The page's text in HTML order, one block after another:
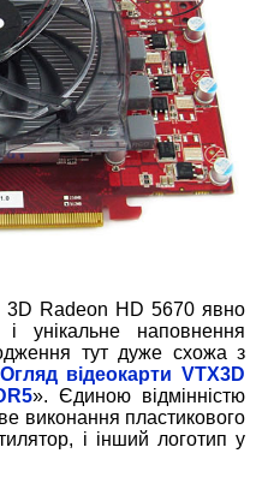
3D Radeon HD 5670 явно
унікальне наповнення
тут дуже схожа з
Огляд відеокарти VTX3D
». Єдиною відмінністю
виконання пластикового
і інший логотип у